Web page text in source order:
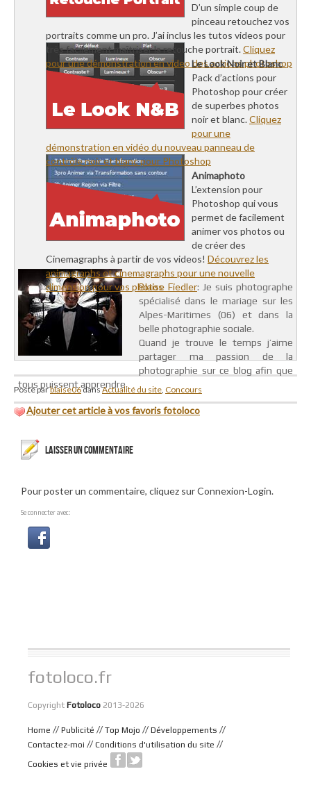
D’un simple coup de
pinceau retouchez vos
portraits comme un pro. J’ai inclus les tutos videos pour
très facilement maîtriser la retouche portrait.Cliquez
pour une démonstration en video des actions photoshop
Le Look Noir et Blanc
Pack d’actions pour
Photoshop pour créer
de superbes photos
noir et blanc.Cliquez
pour une
démonstration en vidéo du nouveau panneau de
contrôle noir et blanc pour Photoshop
Animaphoto
L’extension pour
Photoshop qui vous
permet de facilement
animer vos photos ou
de créer des
Cinemagraphs à partir de vos videos! Découvrez les
animagraphs et cinemagraphs pour une nouvelle
dimension pour vos photosBlaise Fiedler: Je suis photographe
spécialisé dans le mariage sur les
Alpes-Maritimes (06) et dans la
belle photographie sociale.
Quand je trouve le temps j’aime
partager ma passion de la
photographie sur ce blog afin que
tous puissent apprendre.
Posté parblaise06dansActualité du site Concours
Ajouter cet article à vos favoris fotoloco
LAISSER UN COMMENTAIRE
Pour poster un commentaire, cliquez sur Connexion-Login.
Se connecter avec:
fotoloco.fr
Copyright Fotoloco 2013-2026
Home // Publicité // Top Mojo // Développements //
Contactez-moi // Conditions d'utilisation du site //
Cookies et vie privée